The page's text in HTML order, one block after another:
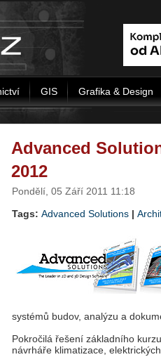
GIS Grafika & Design
Advanced
2012
Pondělí, 05 Září 2011 11:18
Tags: Advanced Solutions |
systémů budov, analýzu a
Pokročilá řešení základního
návrháře klimatizace,